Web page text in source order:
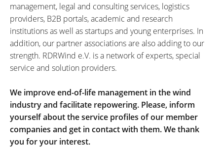
management, legal and consulting services, logistics
providers, B2B portals, academic and research
institutions as well as startups and young enterprises. In
addition, our partner associations are also adding to our
strength. RDRWind e.V. is a network of experts, special
service and solution providers.
We improve end-of-life management in the wind
industry and facilitate repowering. Please, inform
yourself about the service profiles of our member
companies and get in contact with them. We thank
you for your interest.